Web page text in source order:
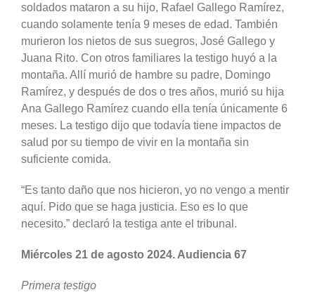
soldados mataron a su hijo, Rafael Gallego Ramírez,
cuando solamente tenía 9 meses de edad. También
murieron los nietos de sus suegros, José Gallego y
Juana Rito. Con otros familiares la testigo huyó a la
montaña. Allí murió de hambre su padre, Domingo
Ramírez, y después de dos o tres años, murió su hija
Ana Gallego Ramírez cuando ella tenía únicamente 6
meses. La testigo dijo que todavía tiene impactos de
salud por su tiempo de vivir en la montaña sin
suficiente comida.
“Es tanto daño que nos hicieron, yo no vengo a mentir
aquí. Pido que se haga justicia. Eso es lo que
necesito.” declaró la testiga ante el tribunal.
Miércoles 21 de agosto 2024. Audiencia 67
Primera testigo